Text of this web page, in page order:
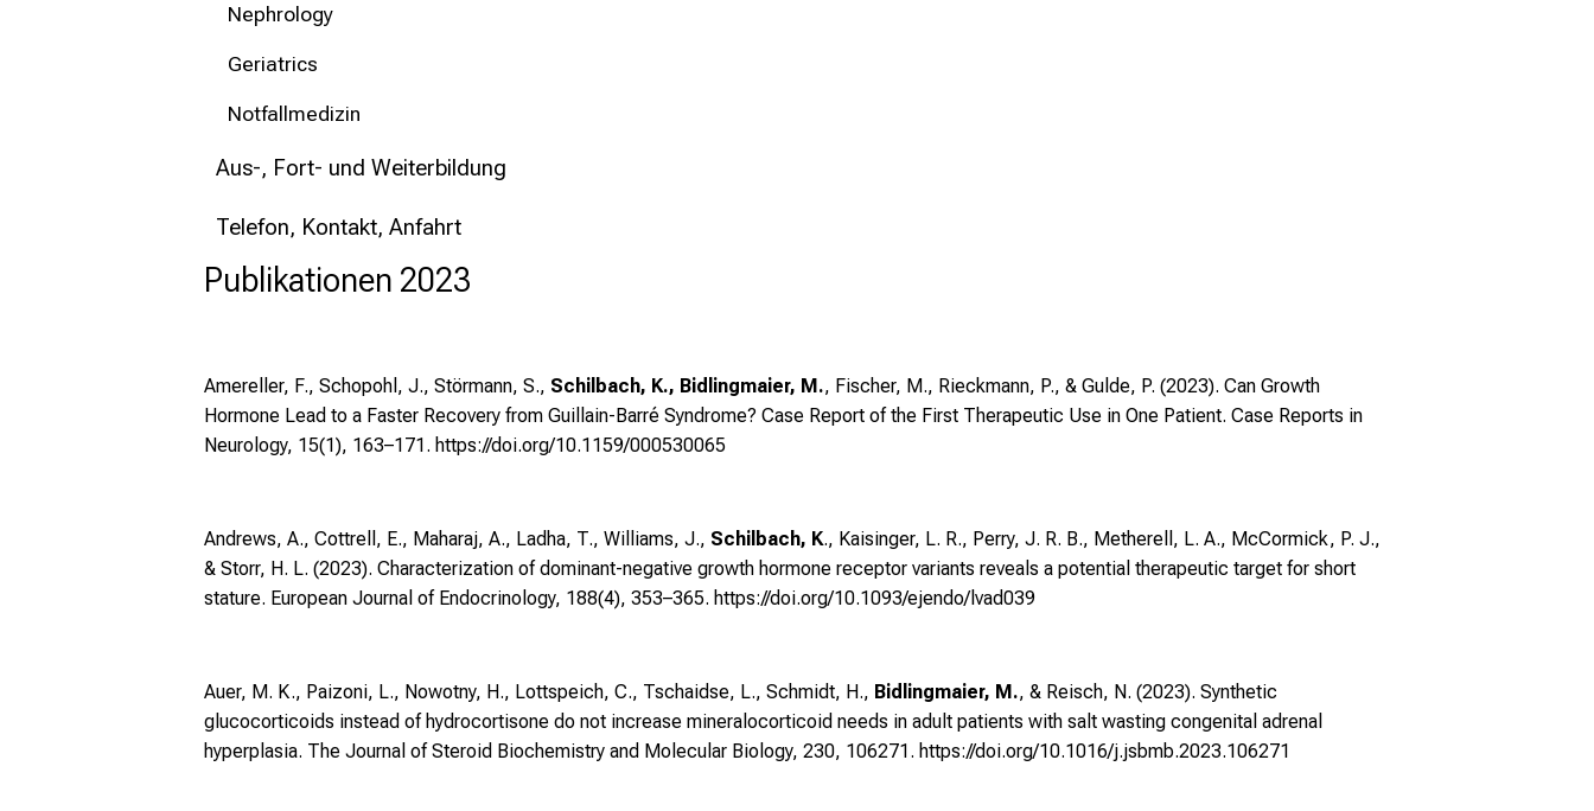
Nephrology
Geriatrics
Notfallmedizin
Aus-, Fort- und Weiterbildung
Telefon, Kontakt, Anfahrt
Publikationen 2023
Amereller, F., Schopohl, J., Störmann, S., Schilbach, K., Bidlingmaier, M., Fischer, M., Rieckmann, P., & Gulde, P. (2023). Can Growth
Hormone Lead to a Faster Recovery from Guillain-Barré Syndrome? Case Report of the First Therapeutic Use in One Patient. Case Reports in
Neurology, 15(1), 163–171. https://doi.org/10.1159/000530065
Andrews, A., Cottrell, E., Maharaj, A., Ladha, T., Williams, J., Schilbach, K., Kaisinger, L. R., Perry, J. R. B., Metherell, L. A., McCormick, P. J.,
& Storr, H. L. (2023). Characterization of dominant-negative growth hormone receptor variants reveals a potential therapeutic target for short
stature. European Journal of Endocrinology, 188(4), 353–365. https://doi.org/10.1093/ejendo/lvad039
Auer, M. K., Paizoni, L., Nowotny, H., Lottspeich, C., Tschaidse, L., Schmidt, H., Bidlingmaier, M., & Reisch, N. (2023). Synthetic
glucocorticoids instead of hydrocortisone do not increase mineralocorticoid needs in adult patients with salt wasting congenital adrenal
hyperplasia. The Journal of Steroid Biochemistry and Molecular Biology, 230, 106271. https://doi.org/10.1016/j.jsbmb.2023.106271